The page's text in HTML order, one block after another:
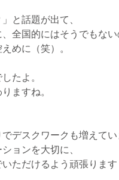
と話題が出て、
全国的にはそうでもな
めに（笑）。
たよ。
ますね。
デスクワークも増えてい
ョンを大切に、
ただけるよう頑張ります